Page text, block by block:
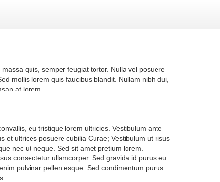
quis, semper feugiat tortor. Nulla vel posuere
mollis lorem quis faucibus blandit. Nullam nibh dui,
at lorem.
eu tristique lorem ultricies. Vestibulum ante
et ultrices posuere cubilia Curae; Vestibulum ut risus
nec ut neque. Sed sit amet pretium lorem.
consectetur ullamcorper. Sed gravida id purus eu
pulvinar pellentesque. Sed condimentum purus